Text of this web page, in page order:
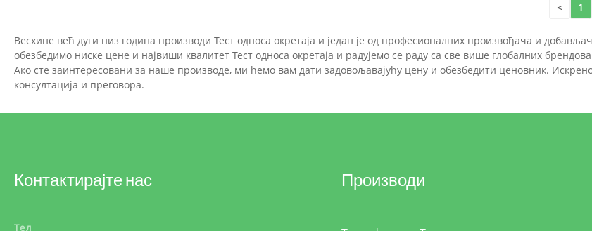
< 1
Весхине већ дуги низ година производи Тест односа окретаја и један је од професионалних произвођача и
обезбедимо ниске цене и највиши квалитет Тест односа окретаја и радујемо се раду са све више глобалних
Ако сте заинтересовани за наше производе, ми ћемо вам дати задовољавајућу цену и обезбедити ценовник.
консултација и преговора.
Контактирајте нас
Тел
Производи